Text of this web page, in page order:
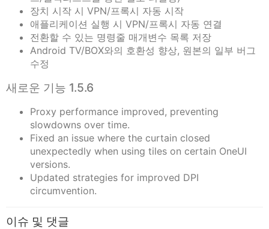
장치 시작 시 VPN/프록시 자동 시작
애플리케이션 실행 시 VPN/프록시 자동 연결
전환할 수 있는 명령줄 매개변수 목록 저장
Android TV/BOX와의 호환성 향상, 원본의 일부 버그
수정
새로운 기능 1.5.6
Proxy performance improved, preventing
slowdowns over time.
Fixed an issue where the curtain closed
unexpectedly when using tiles on certain OneUI
versions.
Updated strategies for improved DPI
circumvention.
이슈 및 댓글